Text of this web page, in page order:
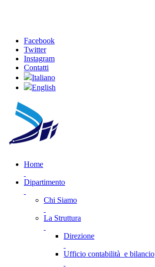
Facebook
Twitter
Instagram
Contatti
Italiano
English
Home
Dipartimento
Chi Siamo
La Struttura
Direzione
Ufficio contabilità e bilancio